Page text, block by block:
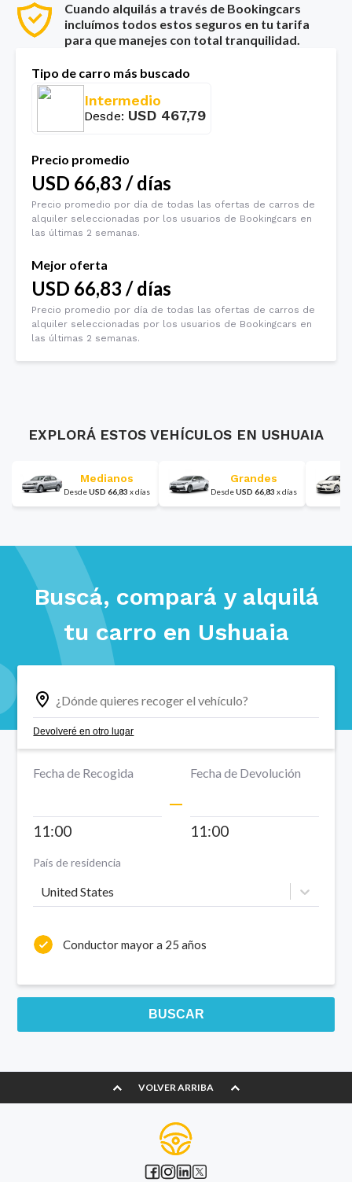
Cuando alquilás a través de Bookingcars
incluímos todos estos seguros en tu tarifa
para que manejes con total tranquilidad.
Tipo de carro más buscado
Intermedio
Desde: USD 467,79
Precio promedio
USD 66,83 /días
Precio promedio por día de todas las ofertas de carros de
alquiler seleccionadas por los usuarios de Bookingcars en
las últimas 2 semanas.
Mejor oferta
USD 66,83 /días
Precio promedio por día de todas las ofertas de carros de
alquiler seleccionadas por los usuarios de Bookingcars en
las últimas 2 semanas.
EXPLORÁ ESTOS VEHÍCULOS EN USHUAIA
Medianos
DesdeUSD 66,83 xdías
Grandes
DesdeUSD 66,83 xdías
Buscá, compará y alquilá
tu carro en Ushuaia
Devolveré en otro lugar
Fecha de Recogida
11:00
Fecha de Devolución
11:00
País de residencia
United States
Conductor mayor a 25 años
BUSCAR
VOLVER ARRIBA